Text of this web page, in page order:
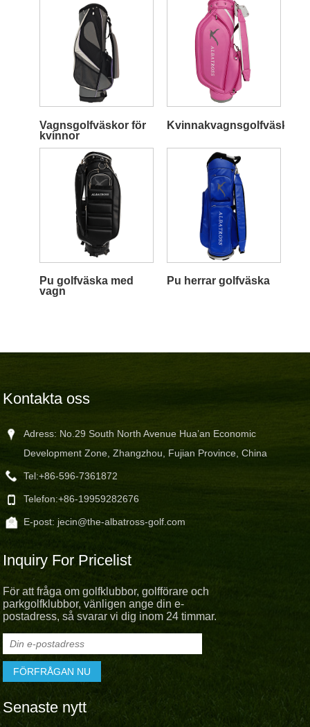
Vagnsgolfväskor för
kvinnor
Kvinnakvagnsgolfväska
Pu golfväska med
vagn
Pu herrar golfväska
Kontakta oss
Adress: No.29 South North Avenue Hua’an Economic
Development Zone, Zhangzhou, Fujian Province, China
Tel:+86-596-7361872
Telefon:+86-19959282676
E-post: jecin@the-albatross-golf.com
Inquiry For Pricelist
För att fråga om golfklubbor, golfförare och
parkgolfklubbor, vänligen ange din e-
postadress, så svarar vi dig inom 24 timmar.
Senaste nytt